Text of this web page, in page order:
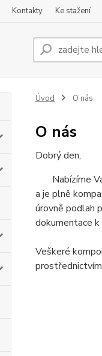
Kontakty Ke stažení
Úvod O nás
O nás
Dobrý den,
Nabízíme
a je plně
úrovně podlah
dokumentace
Veškeré